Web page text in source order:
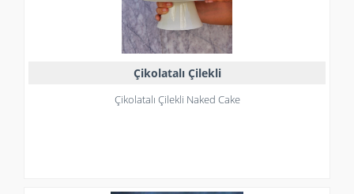
Çikolatalı Çilekli
Çikolatalı Çilekli Naked Cake